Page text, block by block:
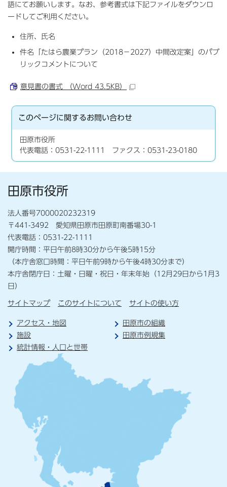
語にてお願いします。なお、参考書式は下記ファイルをダウンロ
ードしてご利用ください。
住所、氏名
件名「たはら農業プラン（2018－2027）中間改定案」のパブ
リックコメントについて
意見書の書式 （Word 43.5KB）
このページに関するお問い合わせ
田原市役所
代表電話：0531-22-1111 ファクス：0531-23-0180
田原市役所
法人番号7000020232319
〒441-3492 愛知県田原市田原町南番場30-1
代表電話：0531-22-1111
開庁時間：平日午前8時30分から午後5時15分
（本庁舎窓口時間：平日午前9時から午後4時30分まで）
本庁舎閉庁日：土曜・日曜・祝日・年末年始（12月29日から1月3
日）
サイトマップ このサイトについて サイトの使い方
アクセス・地図
田原市の組織
施設
田原市例規集
統計情報・人口と世帯